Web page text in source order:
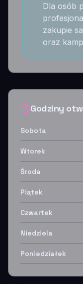
Dla osób
zakupie
oraz
Godziny
Sobota
Wtorek
Środa
Piątek
Czwartek
Niedziela
Poniedziałek